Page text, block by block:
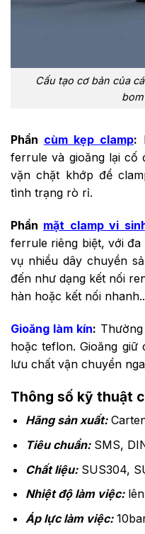
Cấu tạo cơ bản của
Phần cùm kẹp clamp:
ferrule và gioăng lại cố
vặn chặt khớp để
tình trạng rò rỉ.
Phần mặt clamp vi
ferrule riêng biệt, với
vụ nhiều dây chuyền
đến như dạng kết nối
hàn hoặc kết nối nhanh..
Gioăng làm kín:
hoặc teflon. Gioăng
lưu chất vận chuyển
Thông số kỹ thuật
Hãng sản xuất:
Tiêu chuẩn:SMS,
Chất liệu:SUS304,
Nhiệt độ làm việc:lên
Áp lực làm việc: